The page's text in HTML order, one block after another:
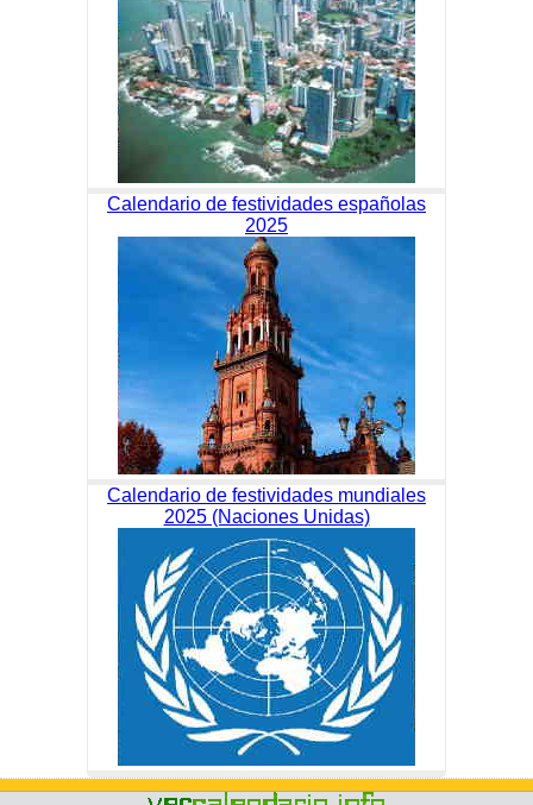
Calendario de festividades españolas
2025
Calendario de festividades mundiales
2025 (Naciones Unidas)